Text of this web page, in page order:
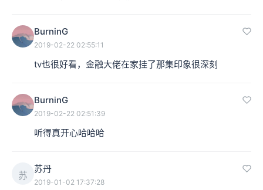
BurninG
2019-02-22 02:55:11
tv也很好看，金融大佬在家挂了那集印象很深刻
BurninG
2019-02-22 02:51:39
听得真开心哈哈哈
苏
苏丹
2019-01-02 17:37:28